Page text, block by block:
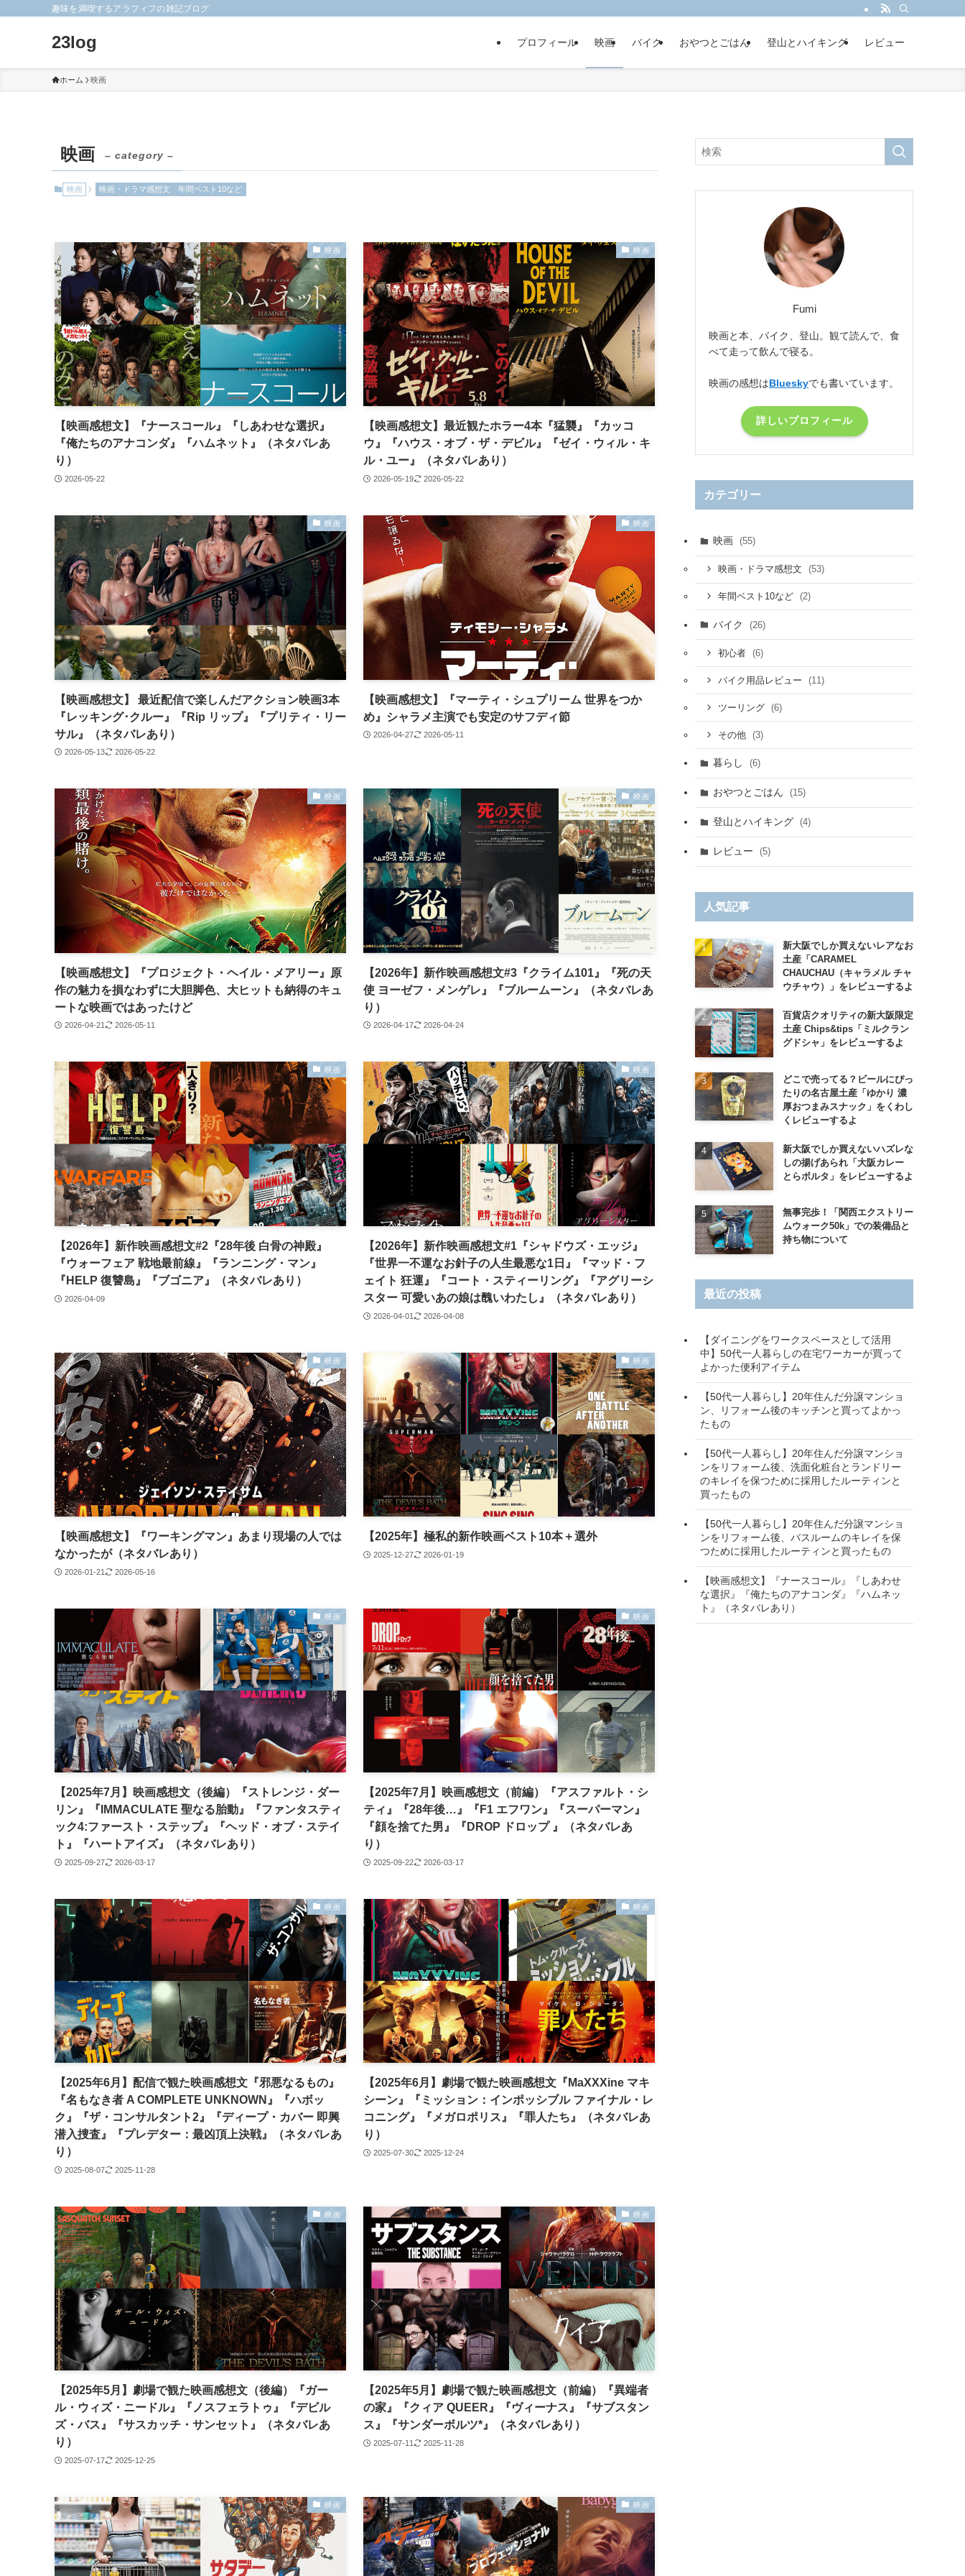
趣味を満喫するアラフィフの雑記ブログ
23log プロフィール 映画 バイク おやつとごはん 登山とハイキング レビュー
ホーム 映画
映画 – category –
映画 映画・ドラマ感想文 年間ベスト10など
映画
【映画感想文】『ナースコール』『しあわせな選択』
『俺たちのアナコンダ』『ハムネット』（ネタバレあ
り）
2026-05-22
映画
【映画感想文】最近観たホラー4本『猛襲』『カッコ
ウ』『ハウス・オブ・ザ・デビル』『ゼイ・ウィル・キ
ル・ユー』（ネタバレあり）
2026-05-19 2026-05-22
映画
【映画感想文】 最近配信で楽しんだアクション映画3本
『レッキング･クルー』『Rip リップ』『プリティ・リー
サル』（ネタバレあり）
2026-05-13 2026-05-22
映画
【映画感想文】『マーティ・シュプリーム 世界をつか
め』シャラメ主演でも安定のサフディ節
2026-04-27 2026-05-11
映画
【映画感想文】『プロジェクト・ヘイル・メアリー』原
作の魅力を損なわずに大胆脚色、大ヒットも納得のキュ
ートな映画ではあったけど
2026-04-21 2026-05-11
映画
【2026年】新作映画感想文#3『クライム101』『死の天
使 ヨーゼフ・メンゲレ』『ブルームーン』（ネタバレあ
り）
2026-04-17 2026-04-24
映画
【2026年】新作映画感想文#2『28年後 白骨の神殿』
『ウォーフェア 戦地最前線』『ランニング・マン』
『HELP 復讐島』『ブゴニア』（ネタバレあり）
2026-04-09
映画
【2026年】新作映画感想文#1『シャドウズ・エッジ』
『世界一不運なお針子の人生最悪な1日』『マッド・フ
ェイト 狂運』『コート・スティーリング』『アグリーシ
スター 可愛いあの娘は醜いわたし』（ネタバレあり）
2026-04-01 2026-04-08
映画
【映画感想文】『ワーキングマン』あまり現場の人では
なかったが（ネタバレあり）
2026-01-21 2026-05-16
映画
【2025年】極私的新作映画ベスト10本＋選外
2025-12-27 2026-01-19
映画
【2025年7月】映画感想文（後編）『ストレンジ・ダー
リン』『IMMACULATE 聖なる胎動』『ファンタスティ
ック4:ファースト・ステップ』『ヘッド・オブ・ステイ
ト』『ハートアイズ』（ネタバレあり）
2025-09-27 2026-03-17
映画
【2025年7月】映画感想文（前編）『アスファルト・シ
ティ』『28年後…』『F1 エフワン』『スーパーマン』
『顔を捨てた男』『DROP ドロップ 』（ネタバレあ
り）
2025-09-22 2026-03-17
映画
【2025年6月】配信で観た映画感想文『邪悪なるもの』
『名もなき者 A COMPLETE UNKNOWN』『ハボッ
ク』『ザ・コンサルタント2』『ディープ・カバー 即興
潜入捜査』『プレデター：最凶頂上決戦』（ネタバレあ
り）
2025-08-07 2025-11-28
映画
【2025年6月】劇場で観た映画感想文『MaXXXine マキ
シーン』『ミッション：インポッシブル ファイナル・レ
コニング』『メガロポリス』『罪人たち』（ネタバレあ
り）
2025-07-30 2025-12-24
映画
【2025年5月】劇場で観た映画感想文（後編）『ガー
ル・ウィズ・ニードル』『ノスフェラトゥ』『デビル
ズ・バス』『サスカッチ・サンセット』（ネタバレあ
り）
2025-07-17 2025-12-25
映画
【2025年5月】劇場で観た映画感想文（前編）『異端者
の家』『クィア QUEER』『ヴィーナス』『サブスタン
ス』『サンダーボルツ*』（ネタバレあり）
2025-07-11 2025-11-28
映画 映画
Fumi
映画と本、バイク、登山。観て読んで、食
べて走って飲んで寝る。
映画の感想はBlueskyでも書いています。
詳しいプロフィール
カテゴリー
映画 (55)
映画・ドラマ感想文 (53)
年間ベスト10など (2)
バイク (26)
初心者 (6)
バイク用品レビュー (11)
ツーリング (6)
その他 (3)
暮らし (6)
おやつとごはん (15)
登山とハイキング (4)
レビュー (5)
人気記事
新大阪でしか買えないレアなお
土産「CARAMEL
CHAUCHAU（キャラメル チャ
ウチャウ）」をレビューするよ
百貨店クオリティの新大阪限定
土産 Chips&tips「ミルクラン
グドシャ」をレビューするよ
どこで売ってる？ビールにぴっ
たりの名古屋土産「ゆかり 濃
厚おつまみスナック」をくわし
くレビューするよ
新大阪でしか買えないハズレな
しの揚げあられ「大阪カレー
とらボルタ」をレビューするよ
無事完歩！「関西エクストリー
ムウォーク50k」での装備品と
持ち物について
最近の投稿
【ダイニングをワークスペースとして活用
中】50代一人暮らしの在宅ワーカーが買って
よかった便利アイテム
【50代一人暮らし】20年住んだ分譲マンショ
ン、リフォーム後のキッチンと買ってよかっ
たもの
【50代一人暮らし】20年住んだ分譲マンショ
ンをリフォーム後、洗面化粧台とランドリー
のキレイを保つために採用したルーティンと
買ったもの
【50代一人暮らし】20年住んだ分譲マンショ
ンをリフォーム後、バスルームのキレイを保
つために採用したルーティンと買ったもの
【映画感想文】『ナースコール』『しあわせ
な選択』『俺たちのアナコンダ』『ハムネッ
ト』（ネタバレあり）